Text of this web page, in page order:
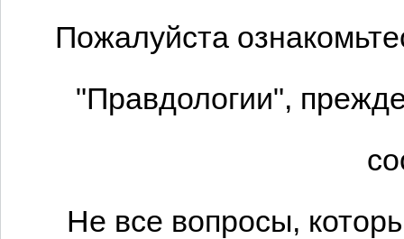
Пожалуйста
"Правдологии",
Не все вопросы,